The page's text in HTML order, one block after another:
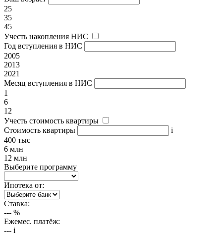
25
35
45
Учесть накопления НИС
Год вступления в НИС
2005
2013
2021
Месяц вступления в НИС
1
6
12
Учесть стоимость квартиры
Стоимость квартиры
i
400 тыс
6 млн
12 млн
Выберите программу
Ипотека от:
Ставка:
--- %
Ежемес. платёж:
--- i